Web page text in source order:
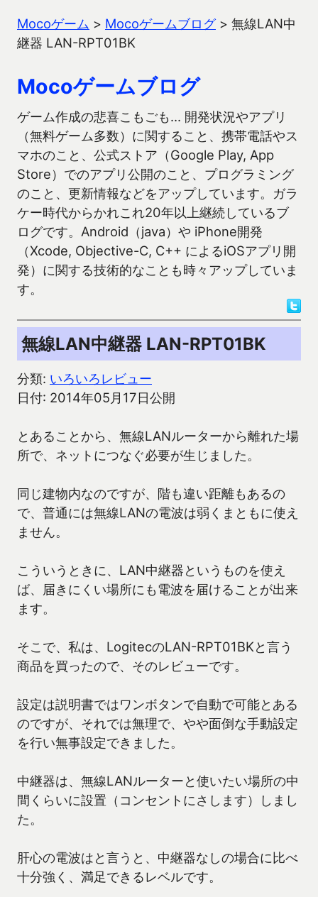
Mocoゲーム > Mocoゲームブログ> 無線LAN中
継器 LAN-RPT01BK
Mocoゲームブログ
ゲーム作成の悲喜こもごも… 開発状況やアプリ
（無料ゲーム多数）に関すること、携帯電話やス
マホのこと、公式ストア（Google Play, App
Store）でのアプリ公開のこと、プログラミング
のこと、更新情報などをアップしています。ガラ
ケー時代からかれこれ20年以上継続しているブ
ログです。Android（java）や iPhone開発
（Xcode, Objective-C, C++ によるiOSアプリ開
発）に関する技術的なことも時々アップしていま
す。
無線LAN中継器 LAN-RPT01BK
分類: いろいろレビュー
日付: 2014年05月17日公開
とあることから、無線LANルーターから離れた場
所で、ネットにつなぐ必要が生じました。
同じ建物内なのですが、階も違い距離もあるの
で、普通には無線LANの電波は弱くまともに使え
ません。
こういうときに、LAN中継器というものを使え
ば、届きにくい場所にも電波を届けることが出来
ます。
そこで、私は、LogitecのLAN-RPT01BKと言う
商品を買ったので、そのレビューです。
設定は説明書ではワンボタンで自動で可能とある
のですが、それでは無理で、やや面倒な手動設定
を行い無事設定できました。
中継器は、無線LANルーターと使いたい場所の中
間くらいに設置（コンセントにさします）しまし
た。
肝心の電波はと言うと、中継器なしの場合に比べ
十分強く、満足できるレベルです。